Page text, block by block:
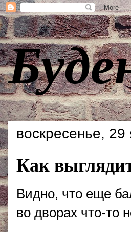
воскресенье, 29
Как
Видно, что еще
во дворах что-то